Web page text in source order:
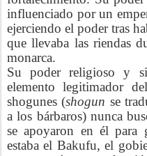
influenciado por un
ejerciendo el poder tras
que llevaba las riendas
monarca.
Su poder religioso y
elemento legitimador
shogunes (shogun se
a los bárbaros) nunca
se apoyaron en él para
estaba el Bakufu, el